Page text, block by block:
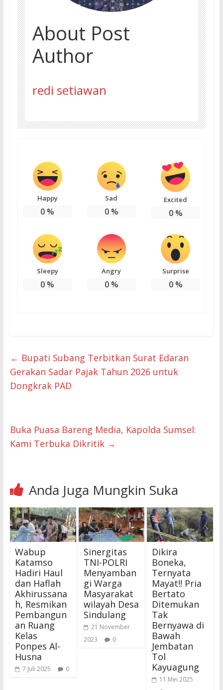
About Post
Author
redi setiawan
Happy
0 %
Sad
0%
Excited
0%
Sleepy
0 %
Angry
0%
Surprise
0%
← Bupati Subang Terbitkan Surat Edaran
Gerakan Sadar Pajak Tahun 2026 untuk
Dongkrak PAD
Buka Puasa Bareng Media, Kapolda Sumsel:
Kami Terbuka Dikritik →
Anda Juga Mungkin Suka
Wabup
Katamso
Hadiri Haul
dan Haflah
Akhirussana
h, Resmikan
Pembangun
an Ruang
Kelas
Ponpes Al-
Husna
7 Juli 2025 0
Sinergitas
TNI-POLRI
Menyamban
gi Warga
Masyarakat
wilayah Desa
Sindulang
21 November
2023
0
Dikira
Boneka,
Ternyata
Mayat!! Pria
Bertato
Ditemukan
Tak
Bernyawa di
Bawah
Jembatan
Tol
Kayuagung
11 Mei 2025